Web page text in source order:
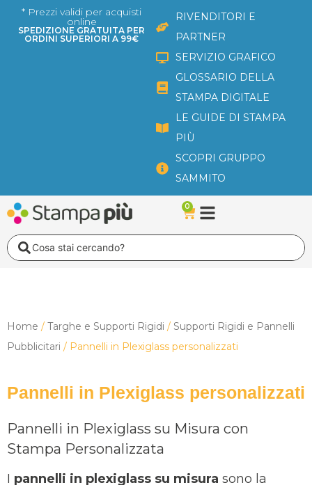
* Prezzi validi per acquisti
online
SPEDIZIONE GRATUITA PER
ORDINI SUPERIORI A 99€
RIVENDITORI E
PARTNER
SERVIZIO GRAFICO
GLOSSARIO DELLA
STAMPA DIGITALE
LE GUIDE DI STAMPA
PIÙ
SCOPRI GRUPPO
SAMMITO
0
Carrello
Search
Home / Targhe e Supporti Rigidi / Supporti Rigidi e Pannelli
Pubblicitari / Pannelli in Plexiglass personalizzati
Pannelli in Plexiglass personalizzati
Pannelli in Plexiglass su Misura con
Stampa Personalizzata
I pannelli in plexiglass su misura sono la